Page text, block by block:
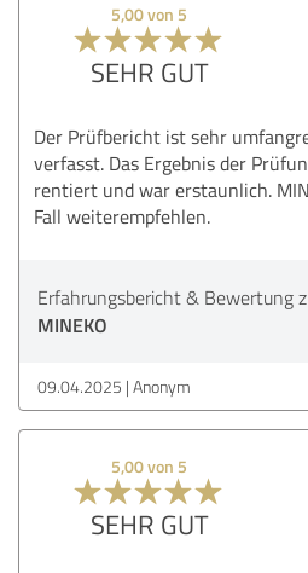
5,00 von 5
SEHR GUT
Der Prüfbericht ist sehr
verfasst. Das Ergebnis der
rentiert und war erstaunlich.
Fall weiterempfehlen.
Erfahrungsbericht & Bewertung
MINEKO
09.04.2025 Anonym
5,00 von 5
SEHR GUT